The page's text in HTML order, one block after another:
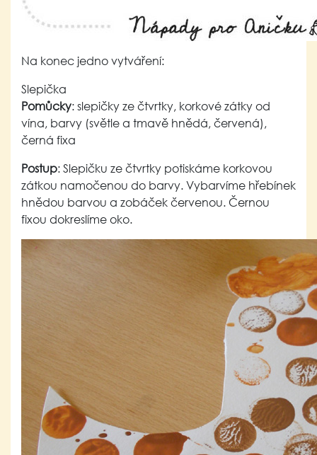
Na konec jedno vytváření:
Slepička
Pomůcky: slepičky ze čtvrtky, korkové zátky od
vína, barvy (světle a tmavě hnědá, červená),
černá fixa
Postup: Slepičku ze čtvrtky potiskáme korkovou
zátkou namočenou do barvy. Vybarvíme hřebínek
hnědou barvou a zobáček červenou. Černou
fixou dokreslíme oko.